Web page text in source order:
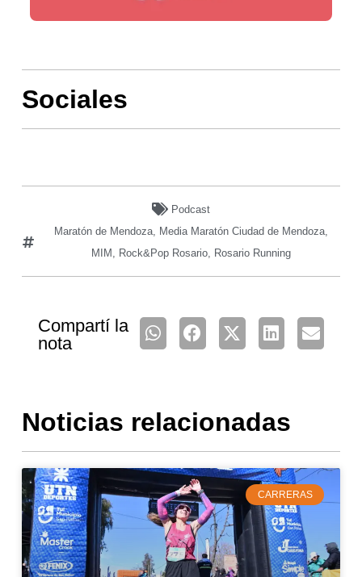
Sociales
Podcast
Maratón de Mendoza, Media Maratón Ciudad de Mendoza,
MIM
Rock&Pop Rosario, Rosario Running
Compartí la
nota
Noticias relacionadas
CARRERAS